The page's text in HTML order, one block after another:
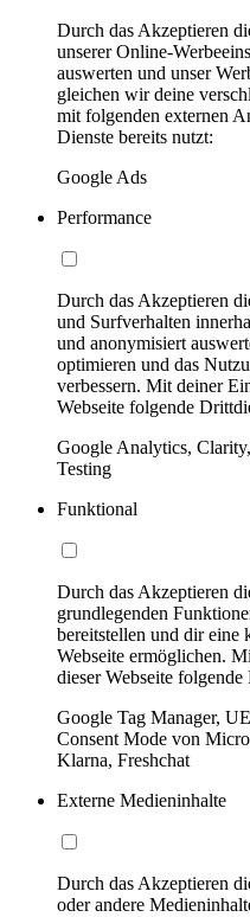
Durch das Akzeptieren
unserer Online-
auswerten und unser
gleichen wir deine
mit folgenden externen
Dienste bereits nutzt:
Google Ads
Performance
Durch das Akzeptieren
und Surfverhalten
und anonymisiert
optimieren und das
verbessern. Mit deiner
Webseite folgende
Google Analytics,
Testing
Funktional
Durch das Akzeptieren
grundlegenden
bereitstellen und dir eine
Webseite ermöglichen.
dieser Webseite
Google Tag Manager,
Consent Mode von
Klarna, Freshchat
Externe Medieninhalte
Durch das Akzeptieren
oder andere